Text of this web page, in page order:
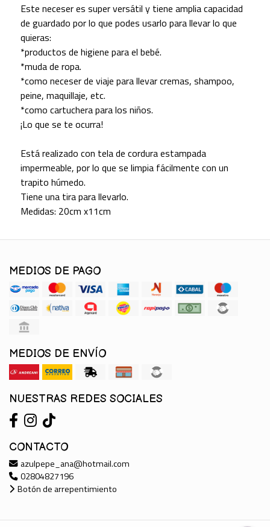
Este neceser es super versátil y tiene amplia capacidad
de guardado por lo que podes usarlo para llevar lo que
quieras:
*productos de higiene para el bebé.
*muda de ropa.
*como neceser de viaje para llevar cremas, shampoo,
peine, maquillaje, etc.
*como cartuchera para los niños.
¡Lo que se te ocurra!
Está realizado con tela de cordura estampada
impermeable, por lo que se limpia fácilmente con un
trapito húmedo.
Tiene una tira para llevarlo.
Medidas: 20cm x11cm
MEDIOS DE PAGO
MEDIOS DE ENVÍO
NUESTRAS REDES SOCIALES
CONTACTO
azulpepe_ana@hotmail.com
02804827196
Botón de arrepentimiento